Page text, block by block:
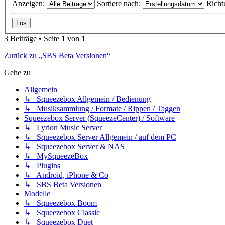
Anzeigen: Sortiere nach:
3 Beiträge • Seite 1 von 1
Zurück zu „SBS Beta Versionen“
Gehe zu
Allgemein
↳ Squeezebox Allgemein / Bedienung
↳ Musiksammlung / Formate / Rippen / Taggen
Squeezebox Server (SqueezeCenter) / Software
↳ Lyrion Music Server
↳ Squeezebox Server Allgemein / auf dem PC
↳ Squeezebox Server & NAS
↳ MySqueezeBox
↳ Plugins
↳ Android, iPhone & Co
↳ SBS Beta Versionen
Modelle
↳ Squeezebox Boom
↳ Squeezebox Classic
↳ Squeezebox Duet